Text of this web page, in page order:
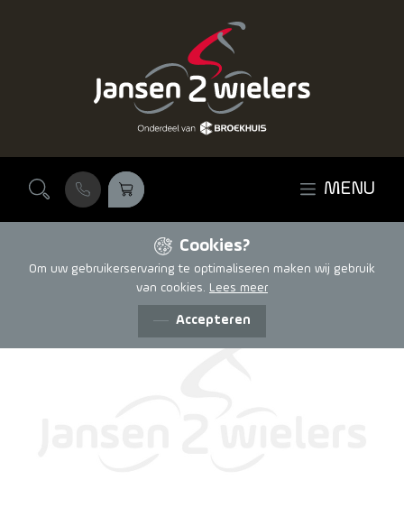
MENU
Cookies?
Om uw gebruikerservaring te optimaliseren maken wij gebruik
van cookies. Lees meer
Accepteren